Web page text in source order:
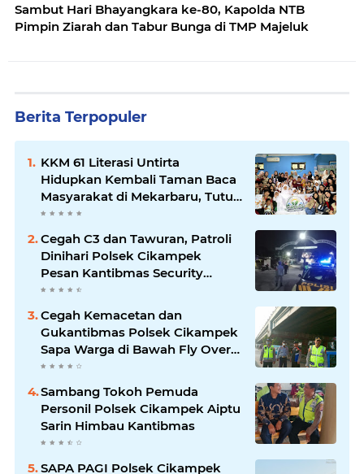
Sambut Hari Bhayangkara ke-80, Kapolda NTB
Pimpin Ziarah dan Tabur Bunga di TMP Majeluk
Berita Terpopuler
KKM 61 Literasi Untirta
Hidupkan Kembali Taman Baca
Masyarakat di Mekarbaru, Tutup
Program dengan Festival
Cegah C3 dan Tawuran, Patroli
Dinihari Polsek Cikampek
Pesan Kantibmas Security
Perumahan
Cegah Kemacetan dan
Gukantibmas Polsek Cikampek
Sapa Warga di Bawah Fly Over
Cikampek
Sambang Tokoh Pemuda
Personil Polsek Cikampek Aiptu
Sarin Himbau Kantibmas
SAPA PAGI Polsek Cikampek